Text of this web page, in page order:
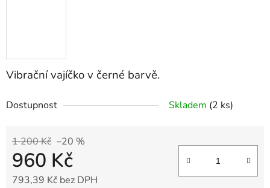
Vibrační vajíčko v černé barvě.
Dostupnost Skladem (2 ks)
1 200 Kč –20 %
960 Kč
793,39 Kč bez DPH